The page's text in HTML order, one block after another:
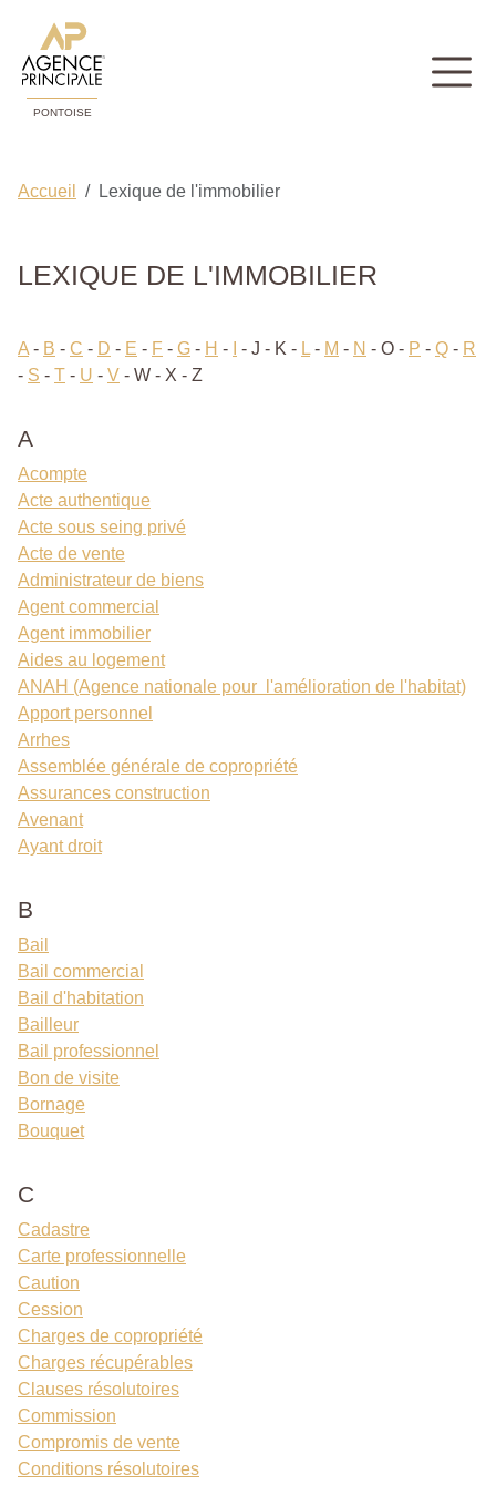
PONTOISE
Accueil Lexique de l'immobilier
LEXIQUE DE L'IMMOBILIER
A - B - C - D - E - F - G - H - - J - K - L - M - N - O - P - Q - R
- S - T - U - V - W - X - Z
A
Acompte
Acte authentique
Acte sous seing privé
Acte de vente
Administrateur de biens
Agent commercial
Agent immobilier
Aides au logement
ANAH (Agence nationale pour l'amélioration de l'habitat)
Apport personnel
Arrhes
Assemblée générale de copropriété
Assurances construction
Avenant
Ayant droit
B
Bail
Bail commercial
Bail d'habitation
Bailleur
Bail professionnel
Bon de visite
Bornage
Bouquet
C
Cadastre
Carte professionnelle
Caution
Cession
Charges de copropriété
Charges récupérables
Clauses résolutoires
Commission
Compromis de vente
Conditions résolutoires